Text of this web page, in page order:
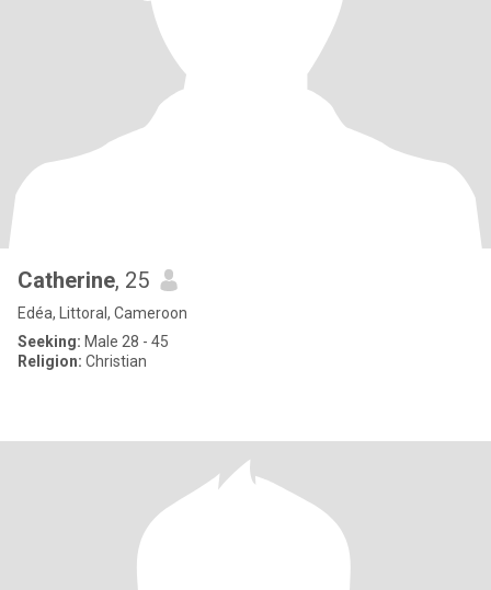
Catherine, 25
Edéa, Littoral, Cameroon
Seeking: Male 28 - 45
Religion: Christian